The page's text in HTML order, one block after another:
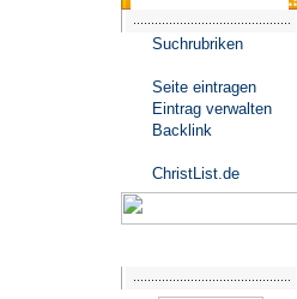
Suchrubriken
Seite eintragen
Eintrag verwalten
Backlink
ChristList.de